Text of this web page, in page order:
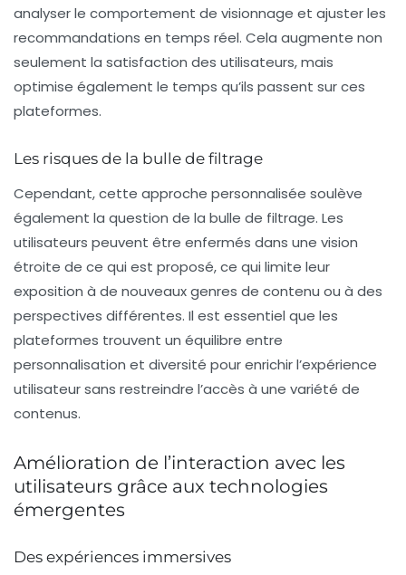
analyser le comportement de visionnage et ajuster les
recommandations en temps réel. Cela augmente non
seulement la satisfaction des utilisateurs, mais
optimise également le temps qu’ils passent sur ces
plateformes.
Les risques de la bulle de filtrage
Cependant, cette approche personnalisée soulève
également la question de la bulle de filtrage. Les
utilisateurs peuvent être enfermés dans une vision
étroite de ce qui est proposé, ce qui limite leur
exposition à de nouveaux genres de contenu ou à des
perspectives différentes. Il est essentiel que les
plateformes trouvent un équilibre entre
personnalisation et diversité pour enrichir l’expérience
utilisateur sans restreindre l’accès à une variété de
contenus.
Amélioration de l’interaction avec les
utilisateurs grâce aux technologies
émergentes
Des expériences immersives